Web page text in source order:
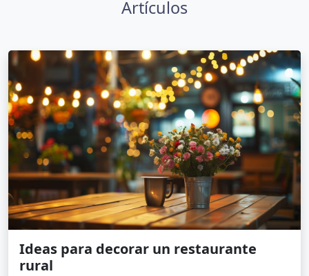
Artículos
Ideas para decorar un restaurante
rural